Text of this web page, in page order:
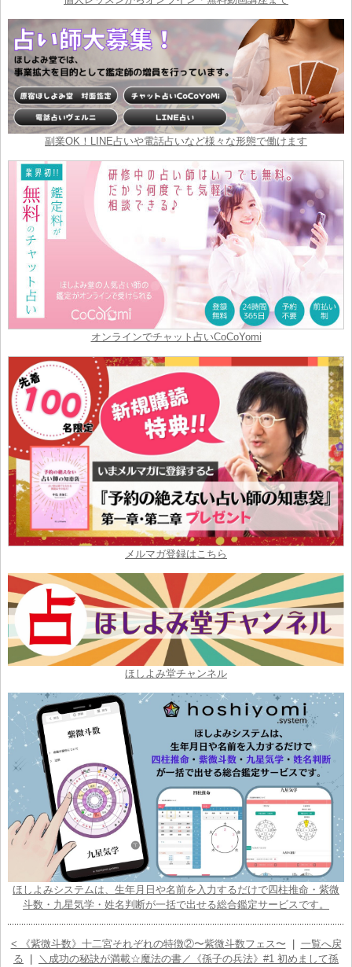
副業OK！LINE占いや電話占いなど様々な形態で働けます
オンラインでチャット占いCoCoYomi
メルマガ登録はこちら
ほしよみ堂チャンネル
ほしよみシステムは、生年月日や名前を入力するだけで四柱推命・紫微
斗数・九星気学・姓名判断が一括で出せる総合鑑定サービスです。
< 《紫微斗数》十二宮それぞれの特徴②〜紫微斗数フェス〜
一覧へ戻
る
＼成功の秘訣が満載☆魔法の書／《孫子の兵法》#1 初めまして孫